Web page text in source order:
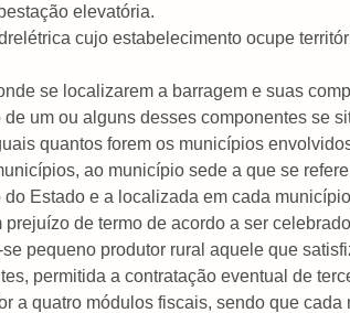
elevatória.
cujo estabelecimento ocupe
se localizarem a barragem e suas
um ou alguns desses componentes se
quantos forem os municípios
ao município sede a que se
Estado e a localizada em cada
de termo de acordo a ser
pequeno produtor rural aquele que
permitida a contratação eventual de
a quatro módulos fiscais, sendo que